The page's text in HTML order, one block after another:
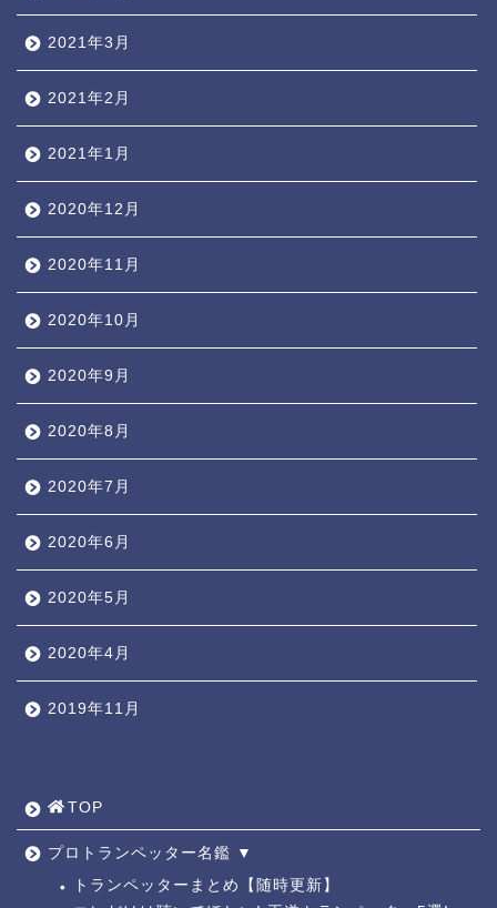
2021年3月
2021年2月
2021年1月
2020年12月
2020年11月
2020年10月
2020年9月
2020年8月
2020年7月
2020年6月
2020年5月
2020年4月
2019年11月
TOP
プロトランペッター名鑑 ▼
トランペッターまとめ【随時更新】